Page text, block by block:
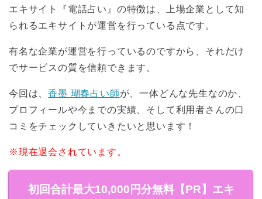
エキサイト『電話占い』の特徴は、上場企業として知
られるエキサイトが運営を行っている点です。
有名な企業が運営を行っているのですから、それだけ
でサービスの質を信頼できます。
今回は、香墨 瑚春占い師が、一体どんな先生なのか、
プロフィールや今までの実績、そして利用者さんの口
コミをチェックしていきたいと思います！
※現在退会されています。
初回合計最大10,000円分無料【PR】エキ